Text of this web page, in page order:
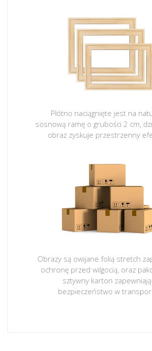
Płótno naciągnięte jest na
sosnową ramę o grubości 2 cm,
obraz zyskuje przestrzenny
Obrazy są owijane folią stretch
ochronę przed wilgocią, oraz
sztywny karton
bezpieczeństwo w